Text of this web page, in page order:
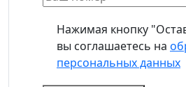
Нажимая кнопку
вы соглашаетесь на
персональных данных